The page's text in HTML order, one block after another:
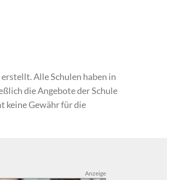
Alle Schulen haben in
die Angebote der Schule
keine Gewähr für die
Anzeige